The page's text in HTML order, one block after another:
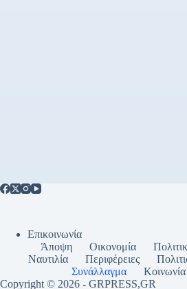
Επικοινωνία
Άποψη
Οικονομία
Ναυτιλία
Περιφέρειες
Συνάλλαγμα
Κοινωνία
Copyright © 2026 - GRPRESS,GR